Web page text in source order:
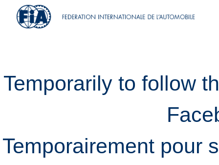
Temporarily to follow
Temporairement pour